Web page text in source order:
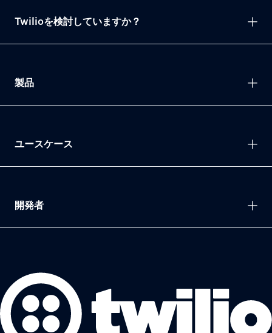
Twilioを検討していますか？
製品
ユースケース
開発者